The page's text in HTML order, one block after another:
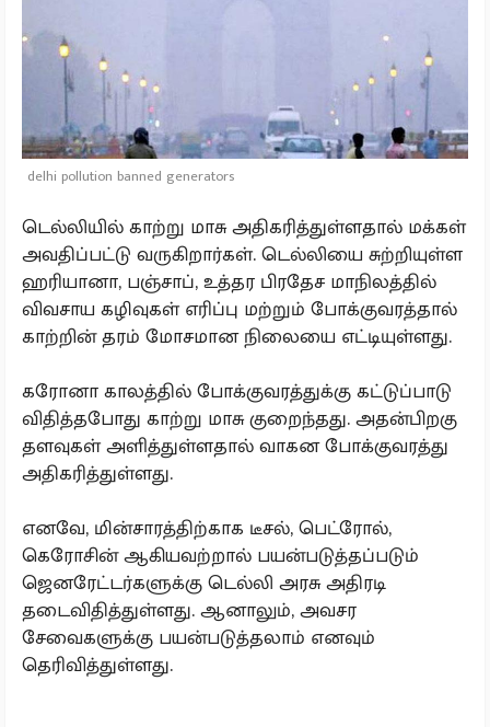
delhi pollution banned generators
டெல்லியில் காற்று மாசு அதிகரித்துள்ளதால் மக்கள்
அவதிப்பட்டு வருகிறார்கள். டெல்லியை சுற்றியுள்ள
ஹரியானா, பஞ்சாப், உத்தர பிரதேச மாநிலத்தில்
விவசாய கழிவுகள் எரிப்பு மற்றும் போக்குவரத்தால்
காற்றின் தரம் மோசமான நிலையை எட்டியுள்ளது.
கரோனா காலத்தில் போக்குவரத்துக்கு கட்டுப்பாடு
விதித்தபோது காற்று மாசு குறைந்தது. அதன்பிறகு
தளவுகள் அளித்துள்ளதால் வாகன போக்குவரத்து
அதிகரித்துள்ளது.
எனவே, மின்சாரத்திற்காக டீசல், பெட்ரோல்,
கெரோசின் ஆகியவற்றால் பயன்படுத்தப்படும்
ஜெனரேட்டர்களுக்கு டெல்லி அரசு அதிரடி
தடைவிதித்துள்ளது. ஆனாலும், அவசர
சேவைகளுக்கு பயன்படுத்தலாம் எனவும்
தெரிவித்துள்ளது.